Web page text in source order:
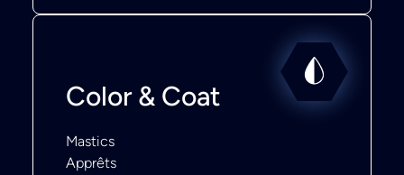
Color & Coat
Mastics
Apprêts